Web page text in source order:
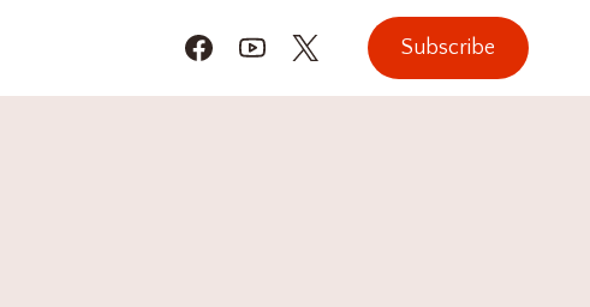
Subscribe